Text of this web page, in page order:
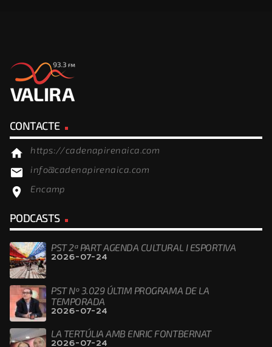
CONTACTE
home https://cadenapirenaica.com
email info@cadenapirenaica.com
location_on Encamp
PODCASTS
PST 2ª PART AGENDA CULTURAL I ESPORTIVA
2026-07-24
PST Nº 3.029 ÚLTIM PROGRAMA DE LA
TEMPORADA
2026-07-24
LA TERTÚLIA AMB ENRIC FONTBERNAT
2026-07-24